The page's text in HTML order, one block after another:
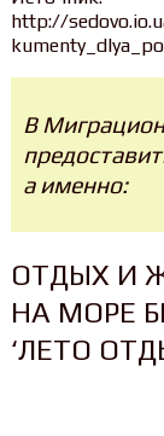
http://
В
а именно:
ОТДЫХ И
НА МОРЕ
‘ЛЕТО